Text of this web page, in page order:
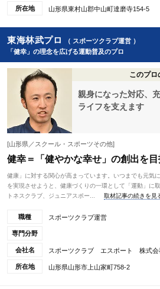
所在地 山形県東村山郡中山町達磨寺154-5
東海林武プロ
（ スポーツクラブ運営 ）
「健幸」の理念を広げる運動普及のプロ
このプロ
親身になった対応、
ライフを支えます
[山形県／スクール・スポーツその他]
健幸＝「健やかな幸せ」の創出を
健康」に対する関心が高まっています。いつまでも元気
を実現させようと、健康づくりの一環として「運動」に
トネスクラブ、ジュニアスポー...
取材記事の続きを
職種 スポーツクラブ運営
専門分野
会社名 スポーツクラブ エスポート 株式会
所在地 山形県山形市上山家町758-2